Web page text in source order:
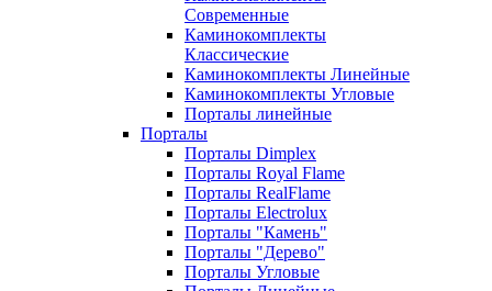
Современные
Каминокомплекты
Классические
Каминокомплекты Линейные
Каминокомплекты Угловые
Порталы линейные
Порталы
Порталы Dimplex
Порталы Royal Flame
Порталы RealFlame
Порталы Electrolux
Порталы "Камень"
Порталы "Дерево"
Порталы Угловые